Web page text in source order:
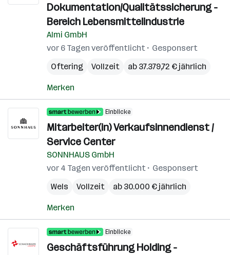
Dokumentation/Qualitätssicherung -
Bereich Lebensmittelindustrie
Almi GmbH
vor 6 Tagen veröffentlicht
Gesponsert
Oftering
Vollzeit ab 37.379,72 € jährlich
Merken
Einblicke
Mitarbeiter(in) Verkaufsinnendienst /
Service Center
SONNHAUS GmbH
vor 4 Tagen veröffentlicht
Gesponsert
Wels
Vollzeit ab 30.000 € jährlich
Merken
Einblicke
Geschäftsführung Holding -